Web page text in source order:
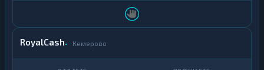
RoyalCash Кемерово